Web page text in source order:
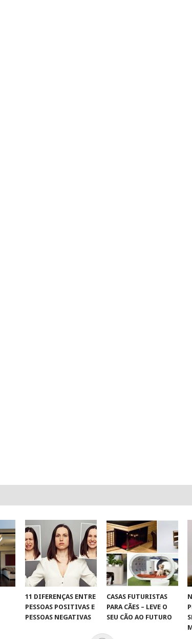
11 DIFERENÇAS ENTRE
PESSOAS POSITIVAS E
PESSOAS NEGATIVAS
CASAS FUTURISTAS
PARA CÃES – LEVE O
SEU CÃO AO FUTURO